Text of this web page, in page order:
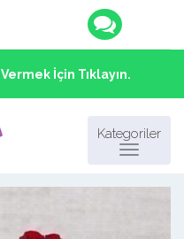
İçin Tıklayın.
Kategoriler